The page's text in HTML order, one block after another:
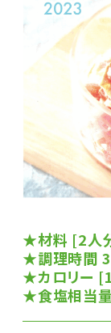
★材料 [2人
★調理時間
★カロリー
★食塩相当